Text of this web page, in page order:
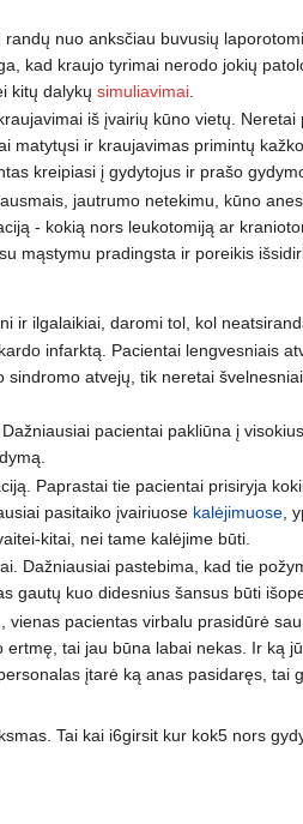
nuo anksčiau buvusių
kad kraujo tyrimai nerodo jokių
kitų dalykųsimuliavimai
iš įvairių kūno vietų.
ir kraujavimas primintų
kreipiasi į gydytojus ir prašo
jautrumo netekimu, kūno
- kokią nors leukotomiją ar
mąstymu pradingsta ir poreikis
ilgalaikiai, daromi tol, kol
infarktą. Pacientai lengvesniais
atvejų, tik neretai
pacientai pakliūna į
Paprastai tie pacientai prisiryja
pasitaiko įvairiuose kalėjimuose ,
kitai, nei tame kalėjime būti.
Dažniausiai pastebima, kad tie
gautų kuo didesnius šansus būti
pacientas virbalu prasidūrė
tai jau būna labai nekas. Ir ką
įtarė ką anas pasidaręs,
Tai kai i6girsit kur kok5 nors